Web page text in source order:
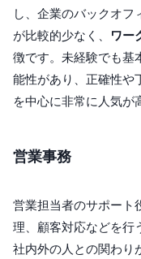
し、企業のバックオ
が比較的少なく、
ワー
徴です。未経験でも基
能性があり、正確性や
を中心に非常に人気が
営業事務
営業担当者のサポート
理、顧客対応などを行
社内外の人との関わり